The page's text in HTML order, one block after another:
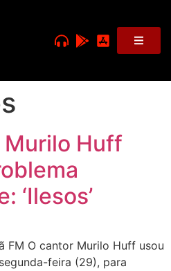
Murilo Huff
‘Ilesos’
FM O cantor Murilo Huff usou
feira (29), para